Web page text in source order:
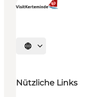
Sprache auswählen
Nützliche Links